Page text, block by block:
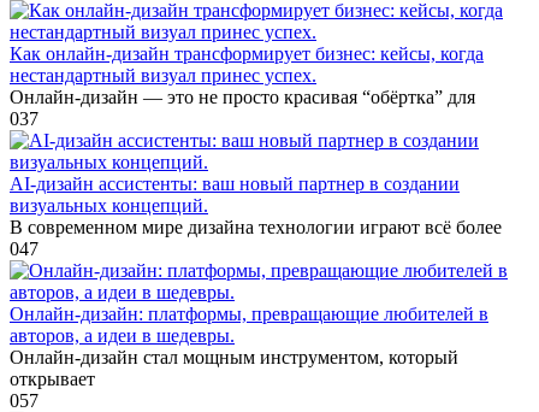
Как онлайн-дизайн трансформирует бизнес: кейсы, когда
нестандартный визуал принес успех.
Онлайн-дизайн — это не просто красивая “обёртка” для
037
AI-дизайн ассистенты: ваш новый партнер в создании
визуальных концепций.
В современном мире дизайна технологии играют всё более
047
Онлайн-дизайн: платформы, превращающие любителей в
авторов, а идеи в шедевры.
Онлайн-дизайн стал мощным инструментом, который
открывает
057